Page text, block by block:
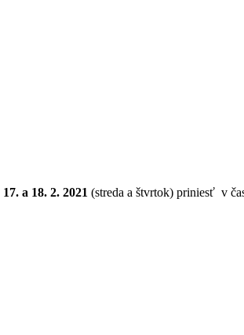
17. a 18. 2. 2021 (streda a štvrtok) priniesť v